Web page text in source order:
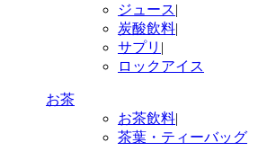
ジュース|
炭酸飲料|
サプリ |
ロックアイス
お茶
お茶飲料|
茶葉・ティーバッグ